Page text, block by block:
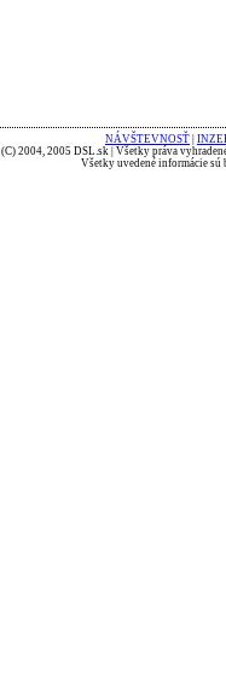
NÁVŠTEVNOSŤ
(C) 2004, 2005 DSL.sk | Všetky práva
Všetky uvedené informácie sú